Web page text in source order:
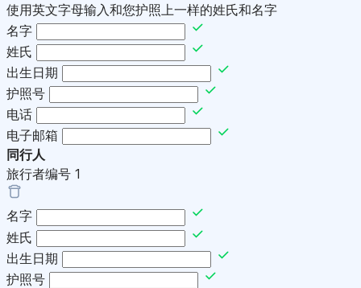
使用英文字母输入和您护照上一样的姓氏和名字
名字
姓氏
出生日期
护照号
电话
电子邮箱
同行人
旅行者编号 1
名字
姓氏
出生日期
护照号